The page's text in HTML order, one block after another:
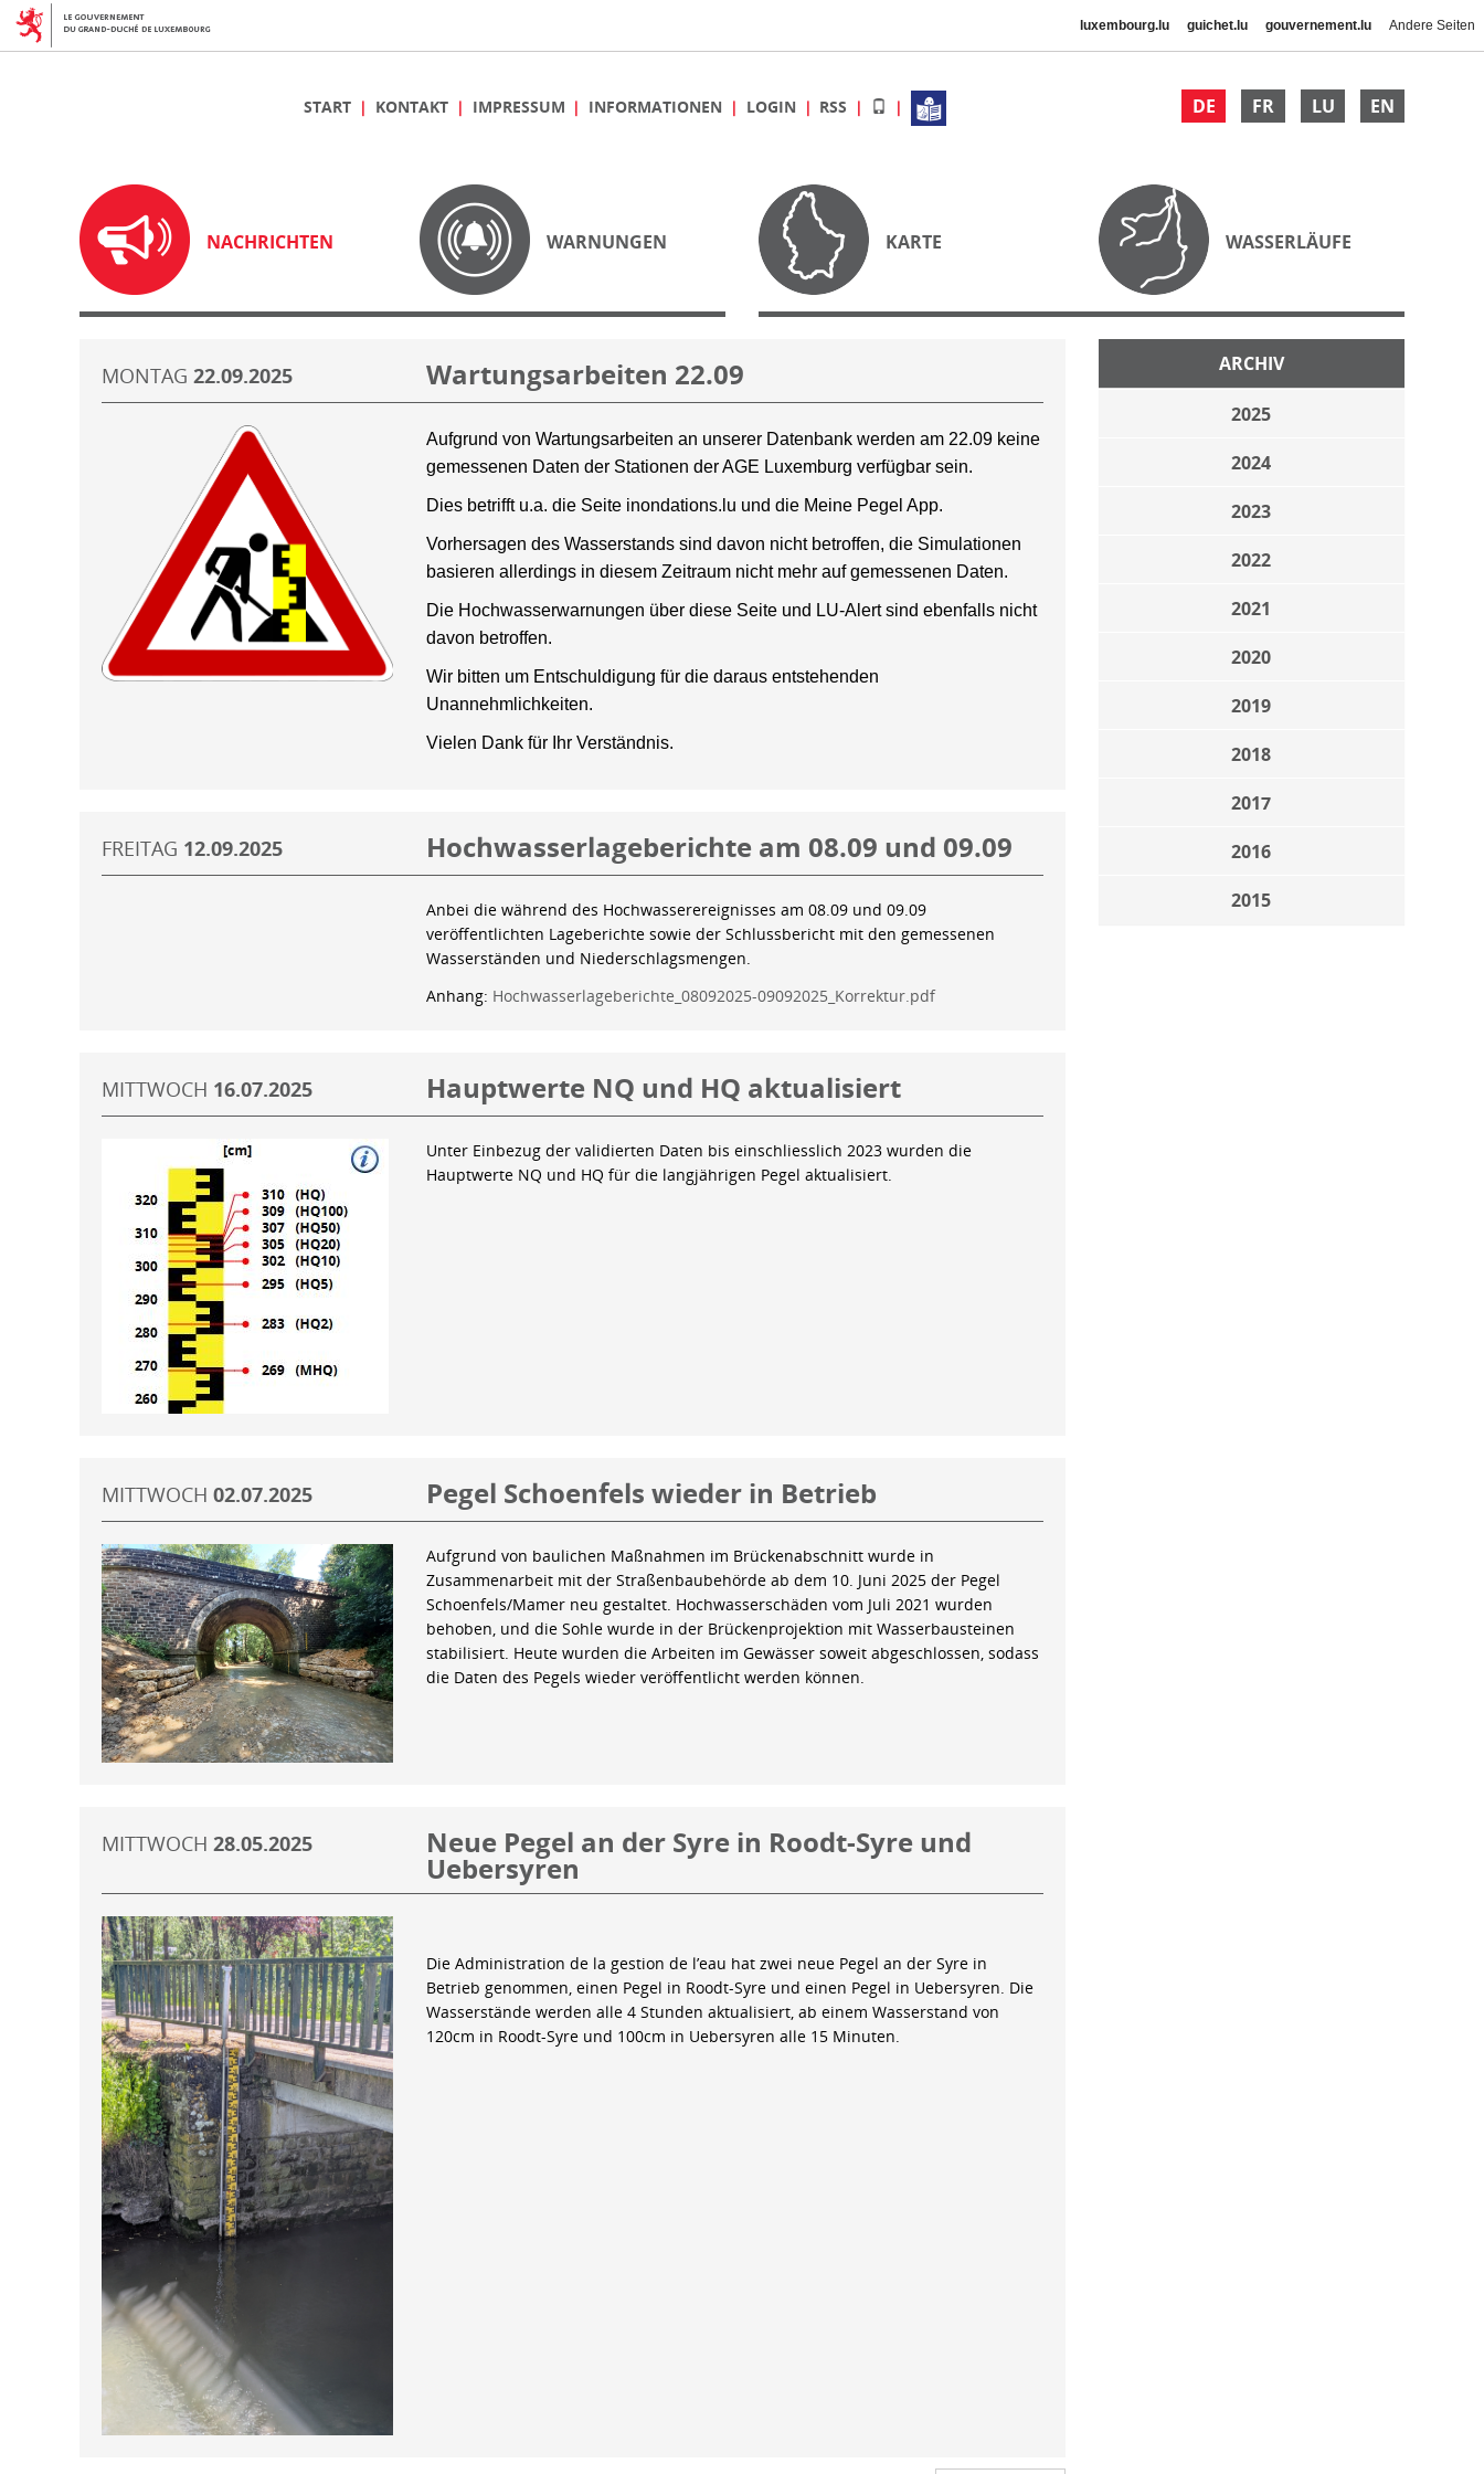
luxembourg.lu guichet.lu gouvernement.lu Andere Seiten
DE FR LU EN
START KONTAKT IMPRESSUM INFORMATIONEN LOGIN RSS
NACHRICHTEN WARNUNGEN KARTE WASSERLÄUFE
ARCHIV
2025
2024
2023
2022
2021
2020
2019
2018
2017
2016
2015
MONTAG 22.09.2025 Wartungsarbeiten 22.09
Aufgrund von Wartungsarbeiten an unserer Datenbank werden am 22.09 keine
gemessenen Daten der Stationen der AGE Luxemburg verfügbar sein.
Dies betrifft u.a. die Seite inondations.lu und die Meine Pegel App.
Vorhersagen des Wasserstands sind davon nicht betroffen, die Simulationen
basieren allerdings in diesem Zeitraum nicht mehr auf gemessenen Daten.
Die Hochwasserwarnungen über diese Seite und LU-Alert sind ebenfalls nicht
davon betroffen.
Wir bitten um Entschuldigung für die daraus entstehenden
Unannehmlichkeiten.
Vielen Dank für Ihr Verständnis.
FREITAG 12.09.2025 Hochwasserlageberichte am 08.09 und 09.09
Anbei die während des Hochwasserereignisses am 08.09 und 09.09
veröffentlichten Lageberichte sowie der Schlussbericht mit den gemessenen
Wasserständen und Niederschlagsmengen.
Anhang: Hochwasserlageberichte_08092025-09092025_Korrektur.pdf
MITTWOCH 16.07.2025 Hauptwerte NQ und HQ aktualisiert
Unter Einbezug der validierten Daten bis einschliesslich 2023 wurden die
Hauptwerte NQ und HQ für die langjährigen Pegel aktualisiert.
MITTWOCH 02.07.2025 Pegel Schoenfels wieder in Betrieb
Aufgrund von baulichen Maßnahmen im Brückenabschnitt wurde in
Zusammenarbeit mit der Straßenbaubehörde ab dem 10. Juni 2025 der Pegel
Schoenfels/Mamer neu gestaltet. Hochwasserschäden vom Juli 2021 wurden
behoben, und die Sohle wurde in der Brückenprojektion mit Wasserbausteinen
stabilisiert. Heute wurden die Arbeiten im Gewässer soweit abgeschlossen, sodass
die Daten des Pegels wieder veröffentlicht werden können.
MITTWOCH 28.05.2025 Neue Pegel an der Syre in Roodt-Syre und
Uebersyren
Die Administration de la gestion de l’eau hat zwei neue Pegel an der Syre in
Betrieb genommen, einen Pegel in Roodt-Syre und einen Pegel in Uebersyren. Die
Wasserstände werden alle 4 Stunden aktualisiert, ab einem Wasserstand von
120cm in Roodt-Syre und 100cm in Uebersyren alle 15 Minuten.